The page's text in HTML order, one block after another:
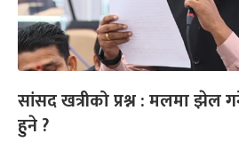
सांसद खत्रीको प्रश्न : मलमा झेल
हुने ?